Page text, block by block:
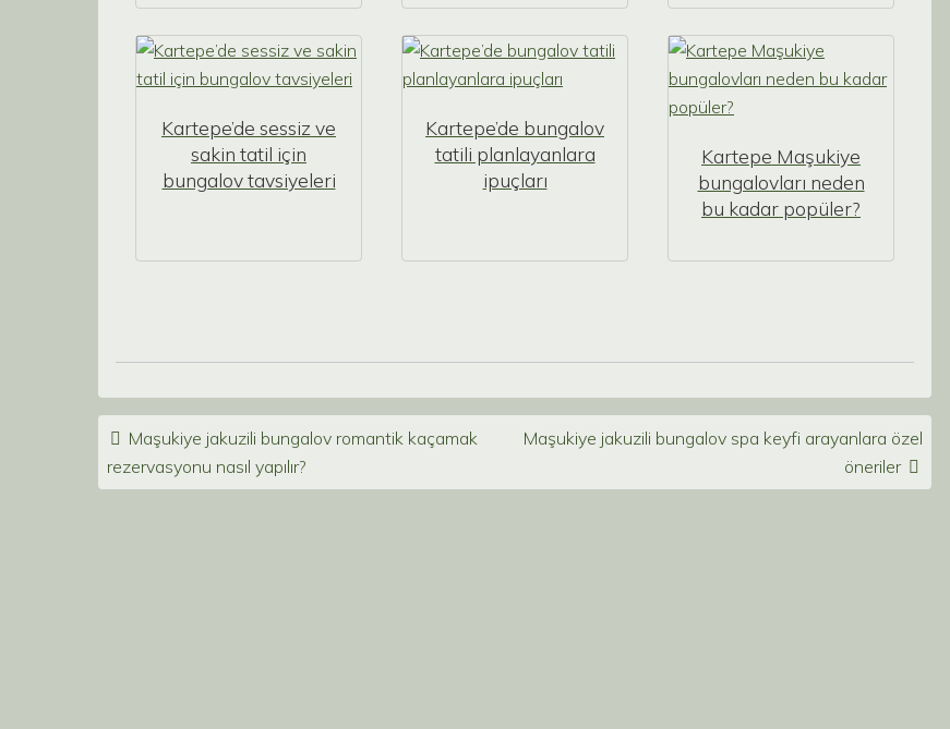
Kartepe’de sessiz ve
sakin tatil için
bungalov tavsiyeleri
Kartepe’de bungalov
tatili planlayanlara
ipuçları
Kartepe Maşukiye
bungalovları neden
bu kadar popüler?
Post navigation
Maşukiye jakuzili bungalov romantik kaçamak
rezervasyonu nasıl yapılır?
Maşukiye jakuzili bungalov spa keyfi arayanlara özel
öneriler